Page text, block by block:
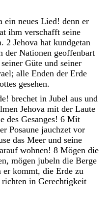
ein neues Lied! denn er
ihm verschafft seine
. 2 Jehova hat kundgetan
der Nationen geoffenbart
seiner Güte und seiner
; alle Enden der Erde
gesehen.
! brechet in Jubel aus und
Jehova mit der Laute
des Gesanges! 6 Mit
Posaune jauchzet vor
das Meer und seine
wohnen! 8 Mögen die
, mögen jubeln die Berge
er kommt, die Erde zu
richten in Gerechtigkeit